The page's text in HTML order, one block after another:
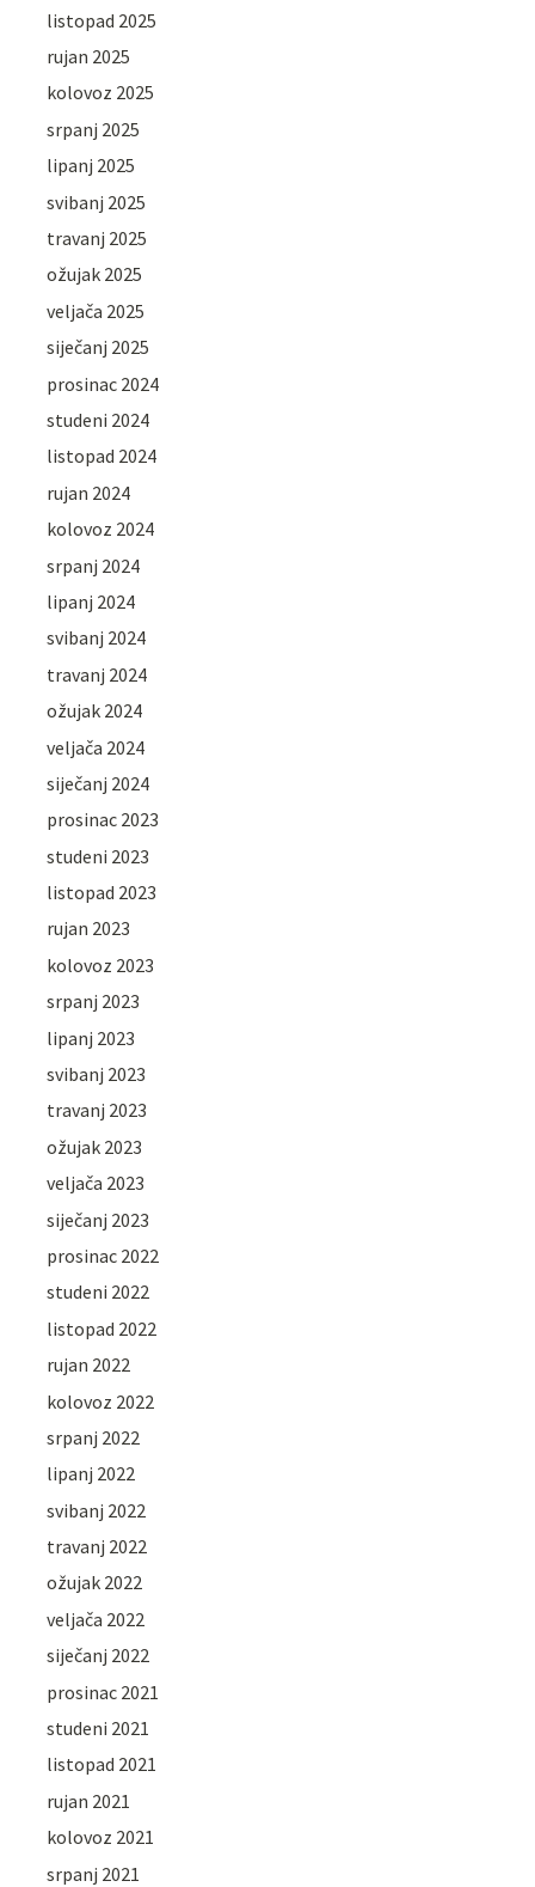
listopad 2025
rujan 2025
kolovoz 2025
srpanj 2025
lipanj 2025
svibanj 2025
travanj 2025
ožujak 2025
veljača 2025
siječanj 2025
prosinac 2024
studeni 2024
listopad 2024
rujan 2024
kolovoz 2024
srpanj 2024
lipanj 2024
svibanj 2024
travanj 2024
ožujak 2024
veljača 2024
siječanj 2024
prosinac 2023
studeni 2023
listopad 2023
rujan 2023
kolovoz 2023
srpanj 2023
lipanj 2023
svibanj 2023
travanj 2023
ožujak 2023
veljača 2023
siječanj 2023
prosinac 2022
studeni 2022
listopad 2022
rujan 2022
kolovoz 2022
srpanj 2022
lipanj 2022
svibanj 2022
travanj 2022
ožujak 2022
veljača 2022
siječanj 2022
prosinac 2021
studeni 2021
listopad 2021
rujan 2021
kolovoz 2021
srpanj 2021